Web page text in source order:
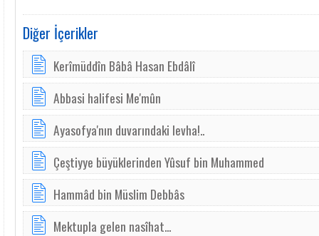
Diğer İçerikler
Kerîmüddîn Bâbâ Hasan Ebdâlî
Abbasi halifesi Me'mûn
Ayasofya'nın duvarındaki levha!..
Çeştiyye büyüklerinden Yûsuf bin Muhammed
Hammâd bin Müslim Debbâs
Mektupla gelen nasîhat...